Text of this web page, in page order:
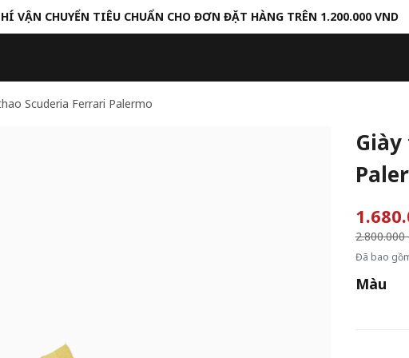
VẬN CHUYỂN TIÊU CHUẨN CHO ĐƠN ĐẶT HÀNG TRÊN 1.200.000 VND
Scuderia Ferrari Palermo
2.800.000
đến
Đã bao
Màu